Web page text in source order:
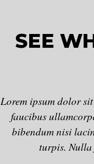
SEE
Lorem ipsum dolor
faucibus
bibendum nisi
turpis. Nulla